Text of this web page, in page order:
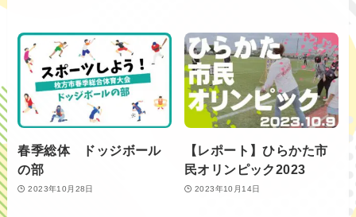
春季総体 ドッジボール
の部
2023年10月28日
【レポート】ひらかた市
民オリンピック2023
2023年10月14日